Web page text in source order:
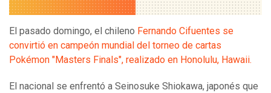
El pasado domingo, el chileno Fernando Cifuentes se
convirtió en campeón mundial del torneo de cartas
Pokémon "Masters Finals", realizado en Honolulu, Hawaii.
El nacional se enfrentó a Seinosuke Shiokawa, japonés que